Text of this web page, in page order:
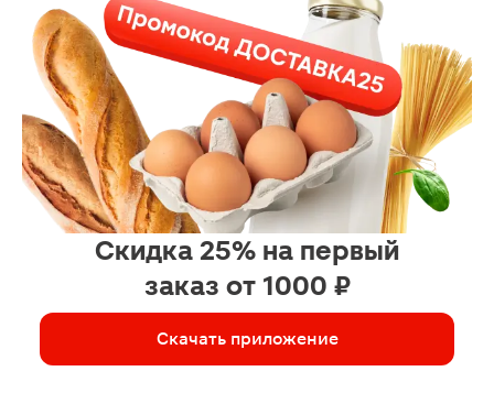
Скидка 25% на первый
заказ от 1000 ₽
Скачать приложение